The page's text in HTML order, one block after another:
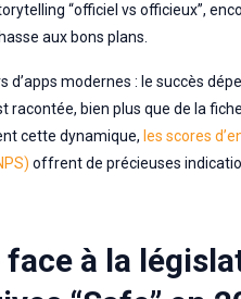
“officiel vs officieux”,
aux bons plans.
d’apps modernes : le succès
racontée, bien plus que de la
cette dynamique, les scores
offrent de précieuses
face à la